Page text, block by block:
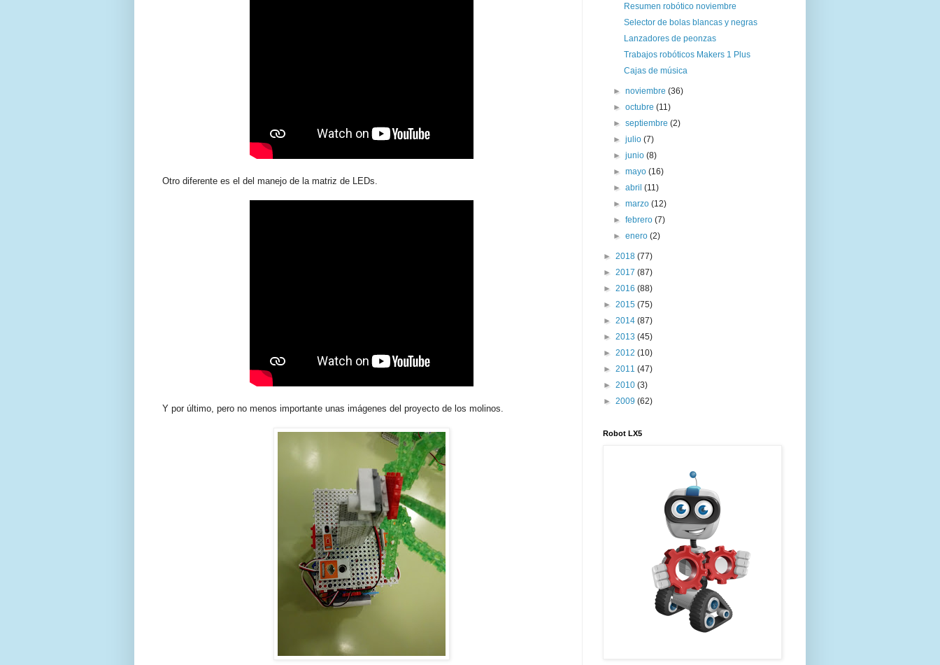
Otro diferente es el del manejo de la matriz de LEDs.
Y por último, pero no menos importante unas imágenes del proyecto de los molinos.
Resumen robótico noviembre
Selector de bolas blancas y negras
Lanzadores de peonzas
Trabajos robóticos Makers 1 Plus
Cajas de música
►noviembre(36)
►octubre(11)
►septiembre(2)
►julio(7)
►junio(8)
►mayo(16)
►abril(11)
►marzo(12)
►febrero(7)
►enero(2)
► 2018 (77)
► 2017 (87)
► 2016 (88)
► 2015 (75)
► 2014 (87)
► 2013 (45)
► 2012 (10)
► 2011 (47)
► 2010 (3)
► 2009 (62)
Robot LX5